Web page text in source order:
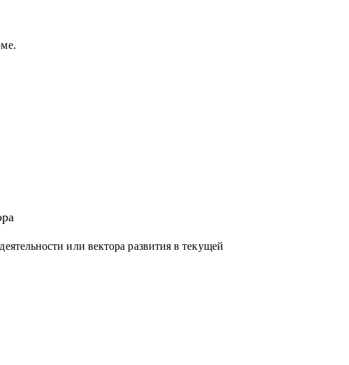
и системное администрирование, DevOps,
аналитика
или вектора развития в текущей